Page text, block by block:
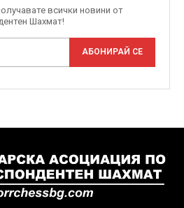
всички новини от
Шахмат!
АБОНИРАЙ СЕ